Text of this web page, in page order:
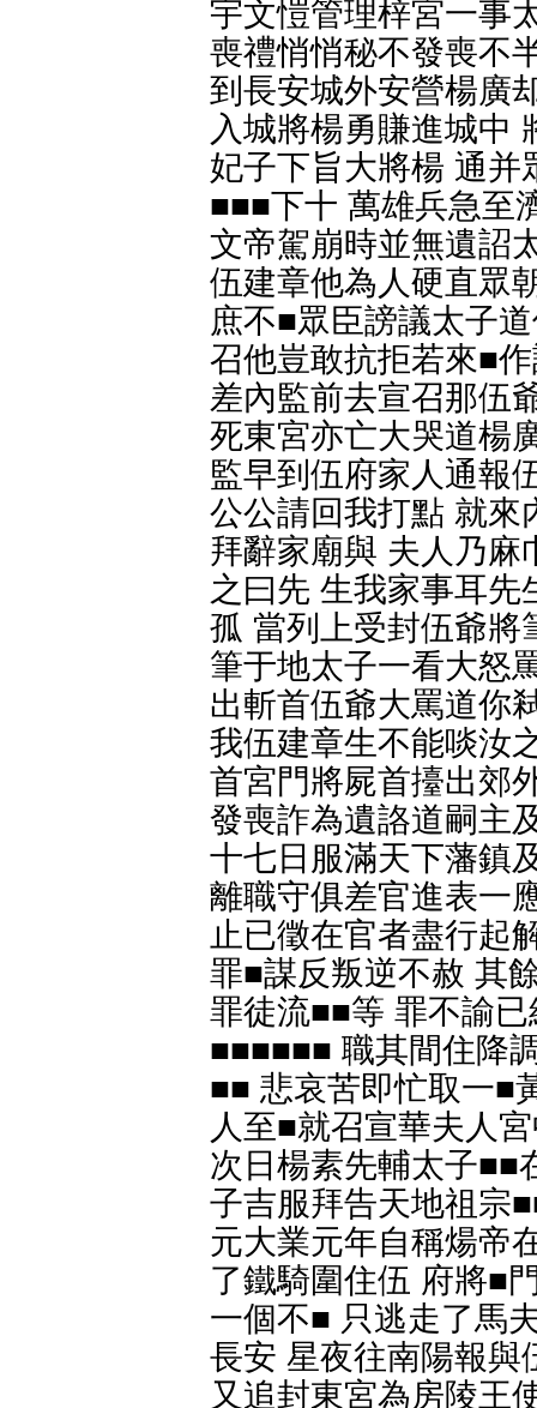
宇文愷管理梓宮一事
喪禮悄悄秘不發喪不
到長安城外安營楊廣
入城將楊勇賺進城中
妃子下旨大將楊 通并
■■■下十 萬雄兵急至
文帝駕崩時並無遺詔
伍建章他為人硬直眾
庶不■眾臣謗議太子
召他豈敢抗拒若來■
差內監前去宣召那伍
死東宮亦亡大哭道楊
監早到伍府家人通報
公公請回我打點 就來
拜辭家廟與 夫人乃麻
之曰先 生我家事耳
孤 當列上受封伍爺將
筆于地太子一看大怒
出斬首伍爺大罵道你
我伍建章生不能啖汝
首宮門將屍首擡出郊
發喪詐為遺詻道嗣主
十七日服滿天下藩鎮
離職守俱差官進表一
止已徵在官者盡行起
罪■謀反叛逆不赦 其
罪徒流■■等 罪不諭
■■■■■■ 職其間住降
■■ 悲哀苦即忙取一■
人至■就召宣華夫人
次日楊素先輔太子■■
子吉服拜告天地祖宗
元大業元年自稱煬帝
了鐵騎圍住伍 府將■
一個不■ 只逃走了馬
長安 星夜往南陽報與
又追封東宮為房陵王